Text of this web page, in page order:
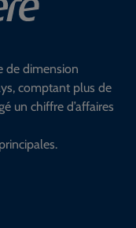
de dimension
comptant plus de
un chiffre d’affaires